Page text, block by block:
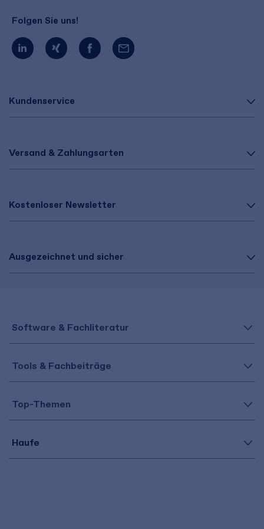
Kundenservice
Versand & Zahlungsarten
Kostenloser Newsletter
Ausgezeichnet und sicher
Folgen Sie uns!
Software & Fachliteratur
Tools & Fachbeiträge
Top-Themen
Haufe